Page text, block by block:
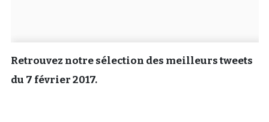
Retrouvez notre sélection des meilleurs tweets
du 7 février 2017.